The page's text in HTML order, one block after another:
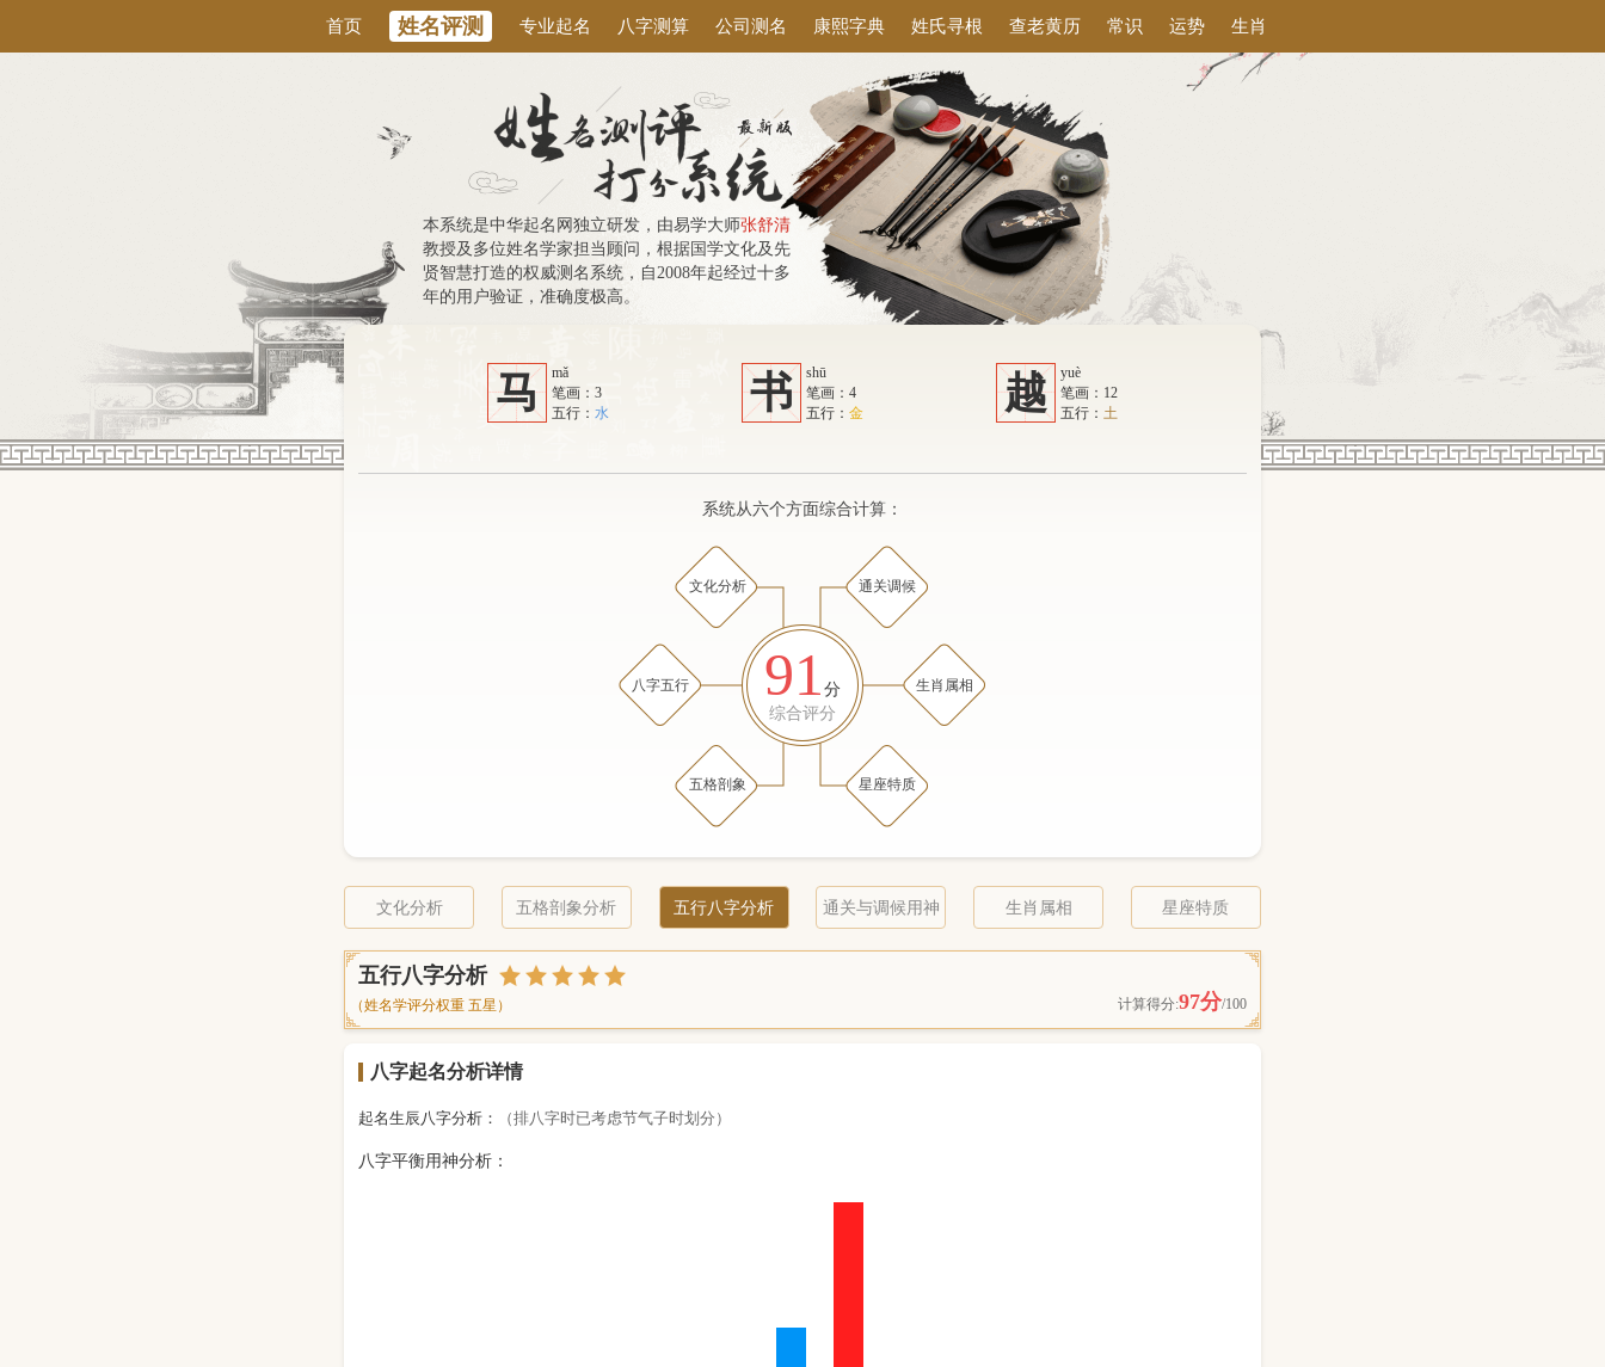
首页 姓名评测 专业起名 八字测算 公司测名 康熙字典 姓氏寻根 查老黄历 常识 运势 生肖
本系统是中华起名网独立研发，由易学大师张舒清
教授及多位姓名学家担当顾问，根据国学文化及先
贤智慧打造的权威测名系统，自2008年起经过十多
年的用户验证，准确度极高。
马
mǎ
笔画：3
五行：水 书
shū
笔画：4
五行： 金 越
yuè
笔画：12
五行： 土
系统从六个方面综合计算：
八字五行
文化分析
五格剖象
生肖属相
通关调候
星座特质
91 分
综合评分
文化分析 五格剖象分析 五行八字分析 通关与调候用神 生肖属相 星座特质
五行八字分析
计算得分:97分/100
（姓名学评分权重 五星）
八字起名分析详情
起名生辰八字分析： （排八字时已考虑节气子时划分）
八字平衡用神分析：